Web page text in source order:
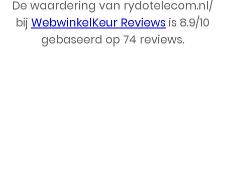
Webdesign – Rydo Telecom
De waardering van rydotelecom.nl/
bij WebwinkelKeur Reviews is 8.9/10
gebaseerd op 74 reviews.